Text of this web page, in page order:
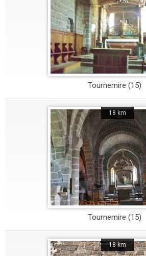
Tournemire (15)
18 km
Tournemire (15)
18 km